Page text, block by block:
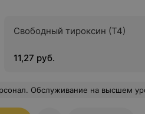
Свободный тироксин (Т4)
11,27 руб.
случае выдаются после 17:00). Всё сделали вовремя, результаты прислали на вайбер. Отдельная огромная благодарность Марии Бородиной за индивидуальный подход. Мария лично контролировала весь